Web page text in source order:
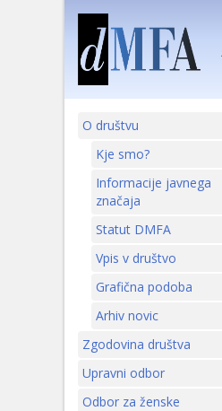
O društvu
Kje smo?
Informacije javnega
značaja
Statut DMFA
Vpis v društvo
Grafična podoba
Arhiv novic
Zgodovina društva
Upravni odbor
Odbor za ženske